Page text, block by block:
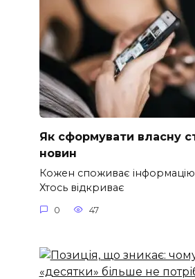
Як сформувати власну
новин
Кожен споживає
Хтось відкриває
0 47